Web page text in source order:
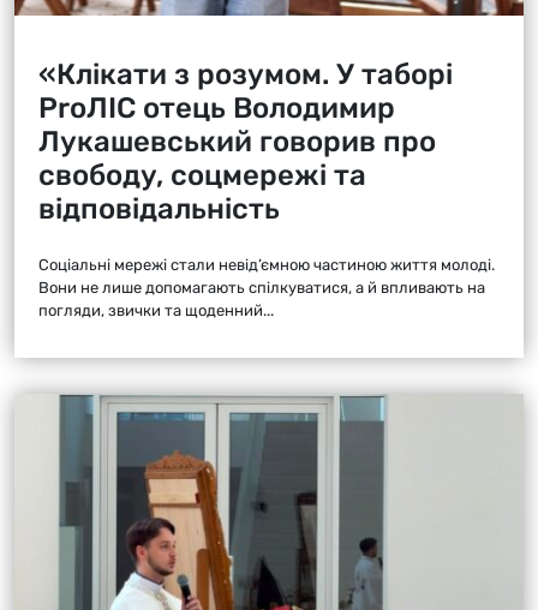
«Клікати з розумом. У таборі
ProЛІС отець Володимир
Лукашевський говорив про
свободу, соцмережі та
відповідальність
Соціальні мережі стали невід’ємною частиною життя молоді.
Вони не лише допомагають спілкуватися, а й впливають на
погляди, звички та щоденний...